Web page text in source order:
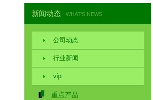
新闻动态 WHAT'S NEWS
公司动态
行业新闻
vip
重点产品